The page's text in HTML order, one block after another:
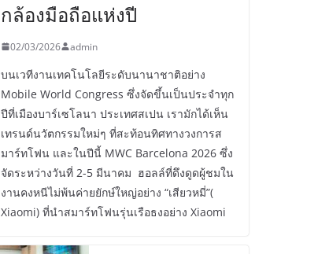
กล้องมือถือแห่งปี
02/03/2026 admin
บนเวทีงานเทคโนโลยีระดับนานาชาติอย่าง
Mobile World Congress ซึ่งจัดขึ้นเป็นประจำทุก
ปีที่เมืองบาร์เซโลนา ประเทศสเปน เรามักได้เห็น
เทรนด์นวัตกรรมใหม่ๆ ที่สะท้อนทิศทางวงการส
มาร์ทโฟน และในปีนี้ MWC Barcelona 2026 ซึ่ง
จัดระหว่างวันที่ 2-5 มีนาคม ฮอลล์ที่ดึงดูดผู้ชมใน
งานคงหนีไม่พ้นค่ายยักษ์ใหญ่อย่าง “เสียวหมี่”(
Xiaomi) ที่นำสมาร์ทโฟนรุ่นเรือธงอย่าง Xiaomi